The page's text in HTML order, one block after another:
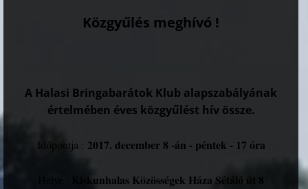
Közgyűlés meghívó !
A Halasi Bringabarátok Klub alapszabályának
értelmében éves közgyűlést hív össze.
Időpontja : 2017. december 8 -án - péntek - 17 óra
Kiskunhalas Közösségek Háza Sétáló út 8